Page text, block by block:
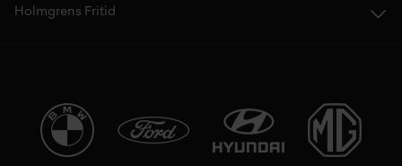
Holmgrens Fritid